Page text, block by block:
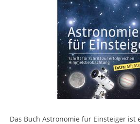
Das Buch Astronomie für Einsteiger ist